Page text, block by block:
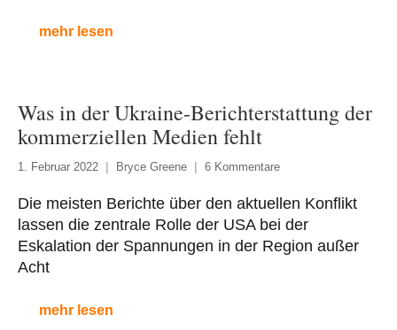
mehr lesen
Was in der Ukraine-Berichterstattung der
kommerziellen Medien fehlt
1. Februar 2022 Bryce Greene 6 Kommentare
Die meisten Berichte über den aktuellen Konflikt
lassen die zentrale Rolle der USA bei der
Eskalation der Spannungen in der Region außer
Acht
mehr lesen